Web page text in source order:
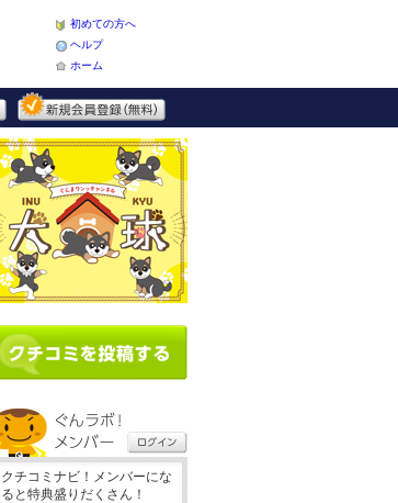
初めての方へ
ヘルプ
ホーム
クチコミナビ！メンバーにな
ると特典盛りだくさん！